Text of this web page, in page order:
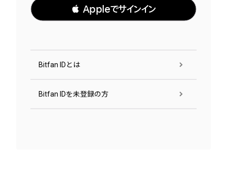
 Appleでサインイン
Bitfan IDとは
Bitfan IDを未登録の方